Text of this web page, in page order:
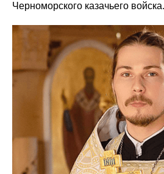
Черноморского казачьего